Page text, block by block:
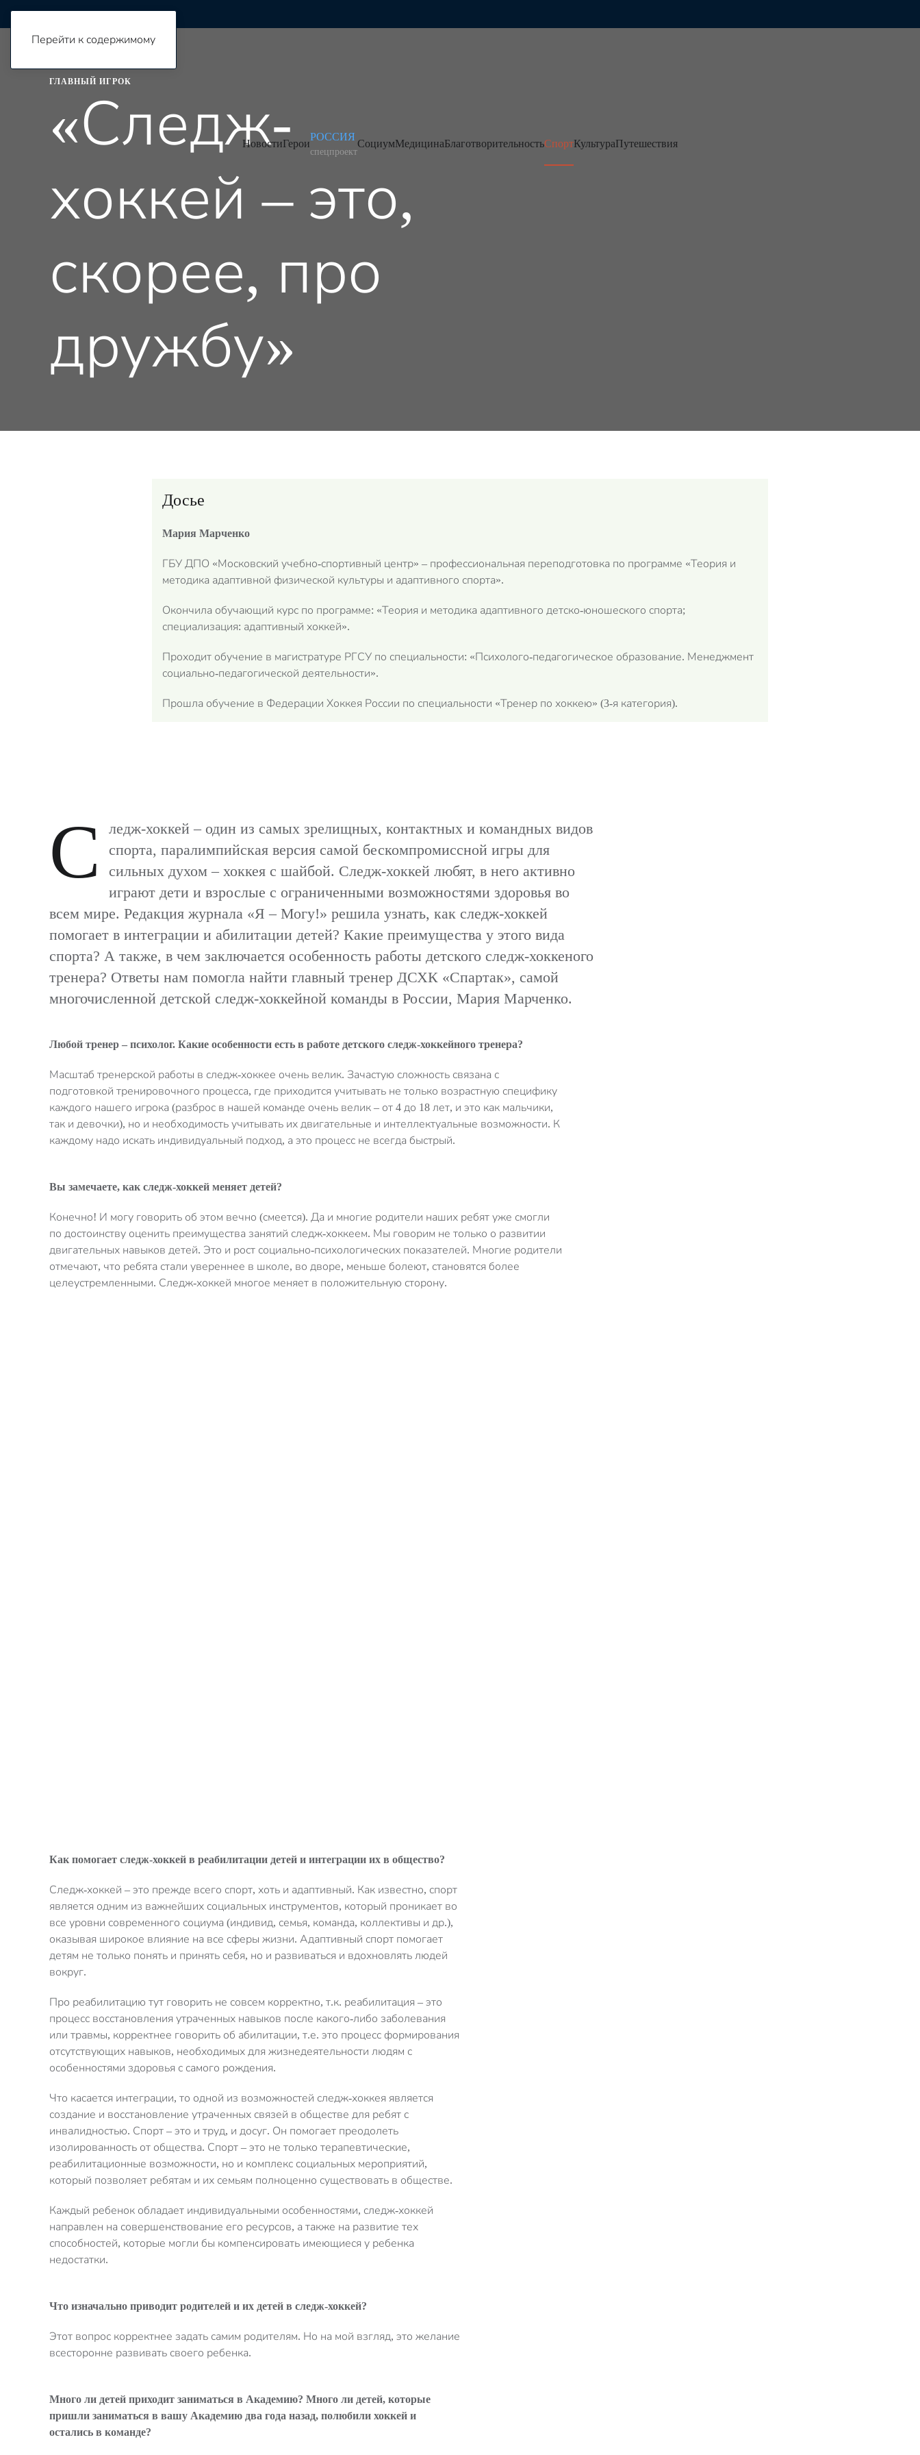
Перейти к содержимому
Мероприятия
НовостиГерои
РОССИЯ
спецпроект
СоциумМедицинаБлаготворительностьСпортКультураПутешествия
ГЛАВНЫЙ ИГРОК
«Следж-
хоккей – это,
скорее, про
дружбу»
Досье
Мария Марченко
ГБУ ДПО «Московский учебно-спортивный центр» – профессиональная переподготовка по программе «Теория и
методика адаптивной физической культуры и адаптивного спорта».
Окончила обучающий курс по программе: «Теория и методика адаптивного детско-юношеского спорта;
специализация: адаптивный хоккей».
Проходит обучение в магистратуре РГСУ по специальности: «Психолого-педагогическое образование. Менеджмент
социально-педагогической деятельности».
Прошла обучение в Федерации Хоккея России по специальности «Тренер по хоккею» (3-я категория).
С
ледж-хоккей – один из самых зрелищных, контактных и командных видов
спорта, паралимпийская версия самой бескомпромиссной игры для
сильных духом – хоккея с шайбой. Следж-хоккей любят, в него активно
играют дети и взрослые с ограниченными возможностями здоровья во
всем мире. Редакция журнала «Я – Могу!» решила узнать, как следж-хоккей
помогает в интеграции и абилитации детей? Какие преимущества у этого вида
спорта? А также, в чем заключается особенность работы детского следж-хоккеного
тренера? Ответы нам помогла найти главный тренер ДСХК «Спартак», самой
многочисленной детской следж-хоккейной команды в России, Мария Марченко.
Любой тренер – психолог. Какие особенности есть в работе детского следж-хоккейного тренера?
Масштаб тренерской работы в следж-хоккее очень велик. Зачастую сложность связана с
подготовкой тренировочного процесса, где приходится учитывать не только возрастную специфику
каждого нашего игрока (разброс в нашей команде очень велик – от 4 до 18 лет, и это как мальчики,
так и девочки), но и необходимость учитывать их двигательные и интеллектуальные возможности. К
каждому надо искать индивидуальный подход, а это процесс не всегда быстрый.
Вы замечаете, как следж-хоккей меняет детей?
Конечно! И могу говорить об этом вечно (смеется). Да и многие родители наших ребят уже смогли
по достоинству оценить преимущества занятий следж-хоккеем. Мы говорим не только о развитии
двигательных навыков детей. Это и рост социально-психологических показателей. Многие родители
отмечают, что ребята стали увереннее в школе, во дворе, меньше болеют, становятся более
целеустремленными. Следж-хоккей многое меняет в положительную сторону.
Как помогает следж-хоккей в реабилитации детей и интеграции их в общество?
Следж-хоккей – это прежде всего спорт, хоть и адаптивный. Как известно, спорт
является одним из важнейших социальных инструментов, который проникает во
все уровни современного социума (индивид, семья, команда, коллективы и др.),
оказывая широкое влияние на все сферы жизни. Адаптивный спорт помогает
детям не только понять и принять себя, но и развиваться и вдохновлять людей
вокруг.
Про реабилитацию тут говорить не совсем корректно, т.к. реабилитация – это
процесс восстановления утраченных навыков после какого-либо заболевания
или травмы, корректнее говорить об абилитации, т.е. это процесс формирования
отсутствующих навыков, необходимых для жизнедеятельности людям с
особенностями здоровья с самого рождения.
Что касается интеграции, то одной из возможностей следж-хоккея является
создание и восстановление утраченных связей в обществе для ребят с
инвалидностью. Спорт – это и труд, и досуг. Он помогает преодолеть
изолированность от общества. Спорт – это не только терапевтические,
реабилитационные возможности, но и комплекс социальных мероприятий,
который позволяет ребятам и их семьям полноценно существовать в обществе.
Каждый ребенок обладает индивидуальными особенностями, следж-хоккей
направлен на совершенствование его ресурсов, а также на развитие тех
способностей, которые могли бы компенсировать имеющиеся у ребенка
недостатки.
Что изначально приводит родителей и их детей в следж-хоккей?
Этот вопрос корректнее задать самим родителям. Но на мой взгляд, это желание
всесторонне развивать своего ребенка.
Много ли детей приходит заниматься в Академию? Много ли детей, которые
пришли заниматься в вашу Академию два года назад, полюбили хоккей и
остались в команде?